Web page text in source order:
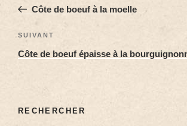
Côte de boeuf à la moelle
SUIVANT
Côte de boeuf épaisse à la
RECHERCHER